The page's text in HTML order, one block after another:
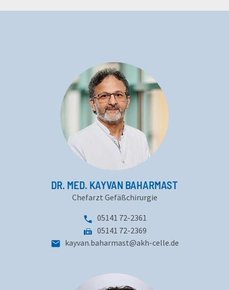
DR. MED. KAYVAN BAHARMAST
Chefarzt Gefäßchirurgie
Telefonnummer:
05141 72-2361
Fax:
05141 72-2369
kayvan.baharmast@akh-celle.de